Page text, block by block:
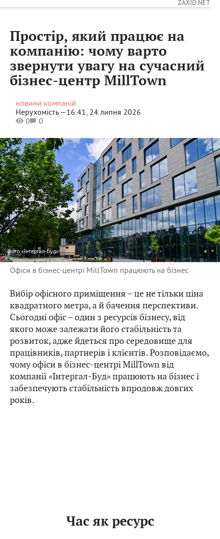
ZAXID.NET
Простір, який працює на
компанію: чому варто
звернути увагу на сучасний
бізнес-центр MillTown
новини компаній
Нерухомість —16:41, 24 липня 2026
0
0
фото«Інтергал-Буд»
Офіси в бізнес-центрі MillTown працюють на бізнес
Вибір офісного приміщення – це не тільки ціна
квадратного метра, а й бачення перспективи.
Сьогодні офіс – один з ресурсів бізнесу, від
якого може залежати його стабільність та
розвиток, адже йдеться про середовище для
працівників, партнерів і клієнтів. Розповідаємо,
чому офіси в бізнес-центрі MillTown від
компанії «Інтергал-Буд» працюють на бізнес і
забезпечують стабільність впродовж довгих
років.
Час як ресурс